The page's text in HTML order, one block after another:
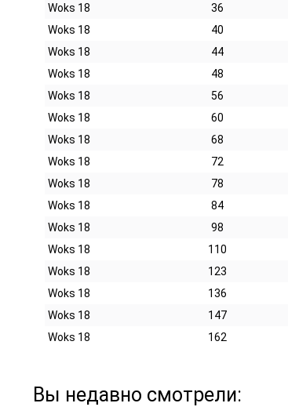
Woks 18
36
Woks 18
40
Woks 18
44
Woks 18
48
Woks 18
56
Woks 18
60
Woks 18
68
Woks 18
72
Woks 18
78
Woks 18
84
Woks 18
98
Woks 18
110
Woks 18
123
Woks 18
136
Woks 18
147
Woks 18
162
Вы недавно смотрели: